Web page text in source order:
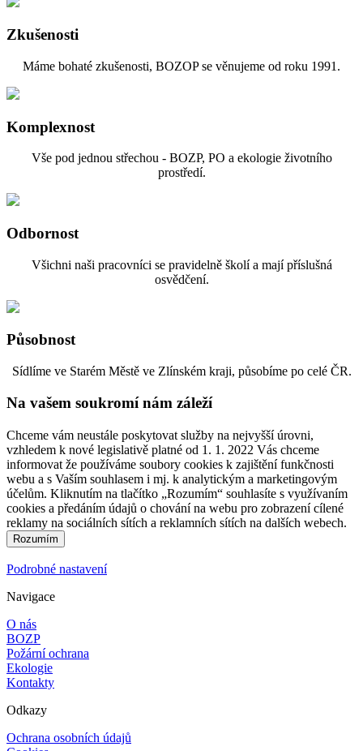
Zkušenosti
Máme bohaté zkušenosti, BOZOP se věnujeme od roku 1991.
Komplexnost
Vše pod jednou střechou - BOZP, PO a ekologie životního
prostředí.
Odbornost
Všichni naši pracovníci se pravidelně školí a mají příslušná
osvědčení.
Působnost
Sídlíme ve Starém Městě ve Zlínském kraji, působíme po celé ČR.
Na vašem soukromí nám záleží
Chceme vám neustále poskytovat služby na nejvyšší úrovni,
vzhledem k nové legislativě platné od 1. 1. 2022 Vás chceme
informovat že používáme soubory cookies k zajištění funkčnosti
webu a s Vaším souhlasem i mj. k analytickým a marketingovým
účelům. Kliknutím na tlačítko „Rozumím“ souhlasíte s využívaním
cookies a předáním údajů o chování na webu pro zobrazení cílené
reklamy na sociálních sítích a reklamních sítích na dalších webech.
Podrobné nastavení
Navigace
O nás
BOZP
Požární ochrana
Ekologie
Kontakty
Odkazy
Ochrana osobních údajů